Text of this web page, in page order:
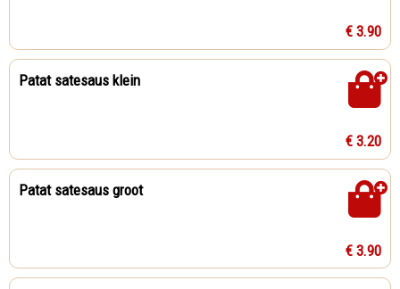
€ 3.90
Patat satesaus klein
€ 3.20
Patat satesaus groot
€ 3.90